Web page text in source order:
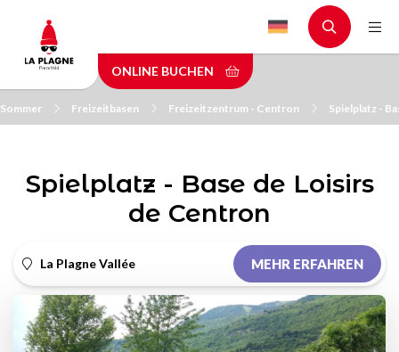
main
content
ONLINE BUCHEN
Freizeitbasen Freizeitzentrum - Centron Spielplatz -
Spielplatz - Base de Loisirs
de Centron
La Plagne Vallée MEHR ERFAHREN